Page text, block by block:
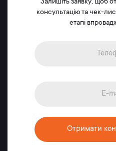
Залишіть заявку, щоб
консультацію та чек-
етапі
Отримати